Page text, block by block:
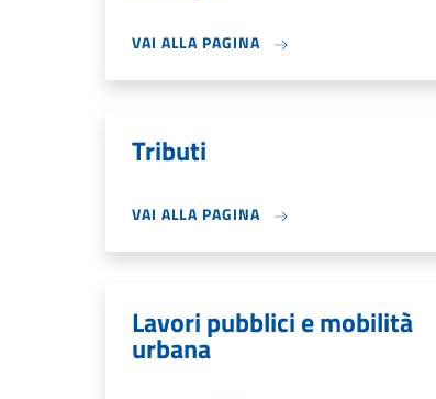
VAI ALLA PAGINA
Tributi
VAI ALLA PAGINA
Lavori pubblici e mobilità
urbana